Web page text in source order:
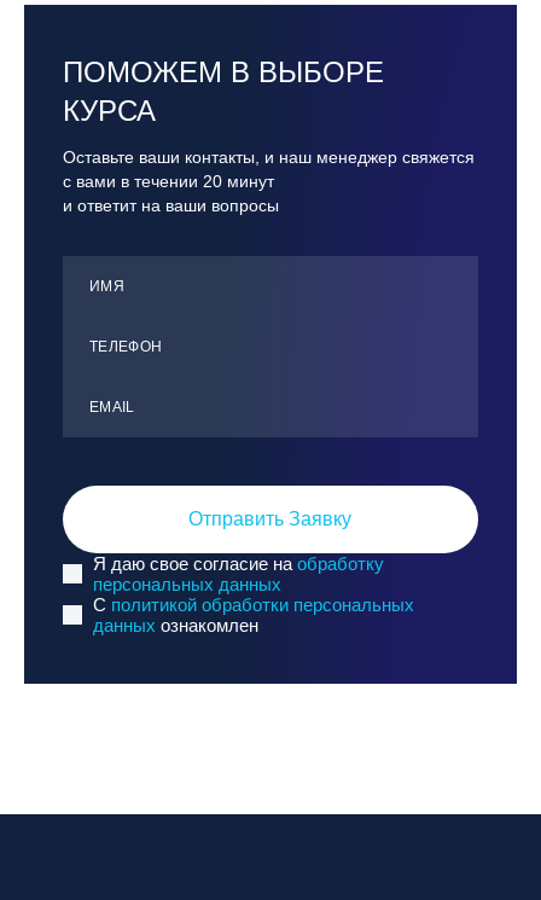
ПОМОЖЕМ В ВЫБОРЕ
КУРСА
Оставьте ваши контакты, и наш менеджер свяжется
с вами в течении 20 минут
и ответит на ваши вопросы
ИМЯ
ТЕЛЕФОН
ЕMАIL
Отправить Заявку
Я даю свое согласие на обработку
персональных данных
C политикой обработки персональных
данных ознакомлен